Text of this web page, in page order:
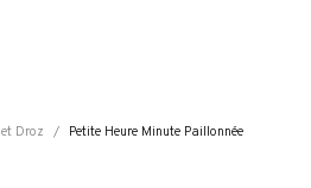
Droz Petite Heure Minute Paillonnée